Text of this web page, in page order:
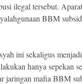
ilegal tersebut.
BBM
ini sekaligus
hanya sepekan
jaringan mafia BBM